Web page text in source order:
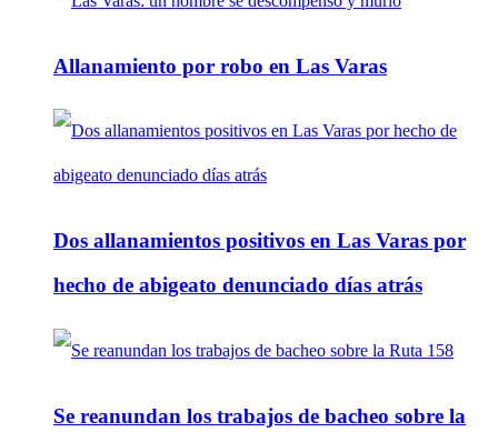
Allanamiento por robo en Las Varas
Dos allanamientos positivos en Las Varas por
hecho de abigeato denunciado días atrás
Se reanundan los trabajos de bacheo sobre la